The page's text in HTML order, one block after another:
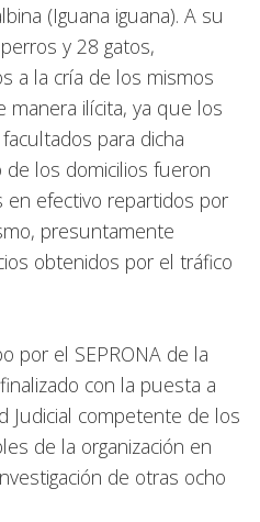
(Iguana iguana). A su
y 28 gatos,
a la cría de los mismos
manera ilícita, ya que los
para dicha
de los domicilios fueron
efectivo repartidos por
presuntamente
obtenidos por el tráfico
por el SEPRONA de la
con la puesta a
Judicial competente de los
de la organización en
de otras ocho